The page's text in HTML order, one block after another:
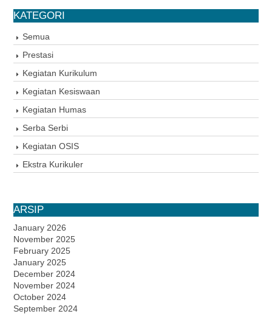
KATEGORI
Semua
Prestasi
Kegiatan Kurikulum
Kegiatan Kesiswaan
Kegiatan Humas
Serba Serbi
Kegiatan OSIS
Ekstra Kurikuler
ARSIP
January 2026
November 2025
February 2025
January 2025
December 2024
November 2024
October 2024
September 2024